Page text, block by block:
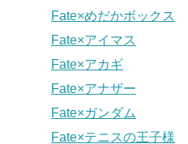
Fate×めだかボックス
Fate×アイマス
Fate×アカギ
Fate×アナザー
Fate×ガンダム
Fate×テニスの王子様